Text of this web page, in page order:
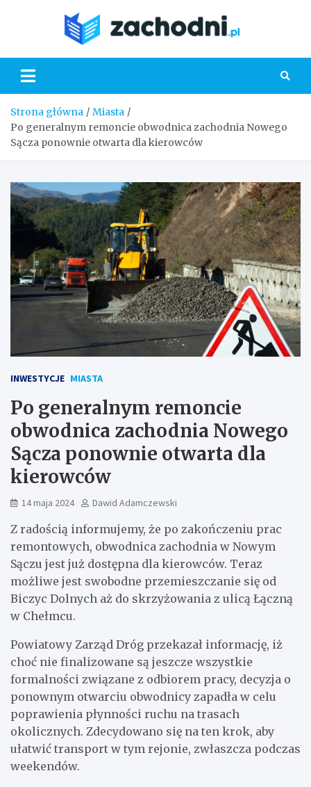
Strona główna
Miasta
Po generalnym remoncie obwodnica zachodnia Nowego
Sącza ponownie otwarta dla kierowców
INWESTYCJE MIASTA
Po generalnym remoncie
obwodnica zachodnia Nowego
Sącza ponownie otwarta dla
kierowców
14 maja 2024 Dawid Adamczewski
Z radością informujemy, że po zakończeniu prac
remontowych, obwodnica zachodnia w Nowym
Sączu jest już dostępna dla kierowców. Teraz
możliwe jest swobodne przemieszczanie się od
Biczyc Dolnych aż do skrzyżowania z ulicą Łączną
w Chełmcu.
Powiatowy Zarząd Dróg przekazał informację, iż
choć nie finalizowane są jeszcze wszystkie
formalności związane z odbiorem pracy, decyzja o
ponownym otwarciu obwodnicy zapadła w celu
poprawienia płynności ruchu na trasach
okolicznych. Zdecydowano się na ten krok, aby
ułatwić transport w tym rejonie, zwłaszcza podczas
weekendów.